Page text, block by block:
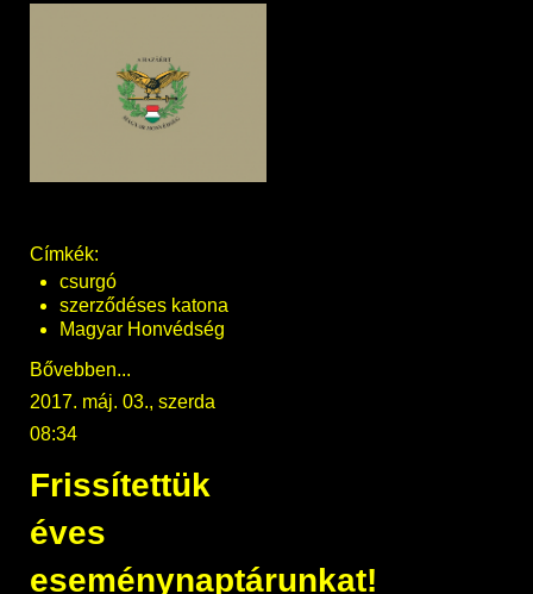
Címkék:
csurgó
szerződéses katona
Magyar Honvédség
Bővebben...
2017. máj. 03., szerda
08:34
Frissítettük
éves
eseménynaptárunkat!